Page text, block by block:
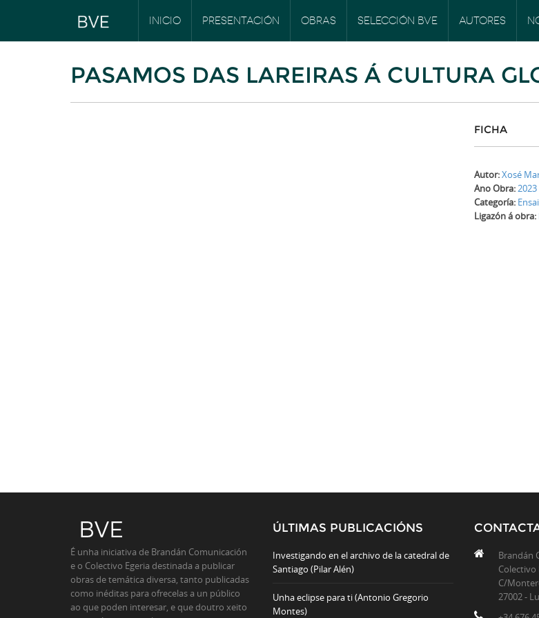
INICIO PRESENTACIÓN OBRAS SELECCIÓN BVE AUTORES
PASAMOS DAS LAREIRAS Á CULTURA
FICHA
Autor:Xosé
Ano Obra:2023
Categoría:
Ligazón á obra:
É unha iniciativa de Brandán Comunicación
e o Colectivo Egeria destinada a publicar
obras de temática diversa, tanto publicadas
como inéditas para ofrecelas a un público
ao que poden interesar, e que doutro xeito
ÚLTIMAS PUBLICACIÓNS
Investigando en el archivo de la catedral de
Santiago (Pilar Alén)
Unha eclipse para ti (Antonio Gregorio
Montes)
Brandán
Colectivo
C/
27002 -